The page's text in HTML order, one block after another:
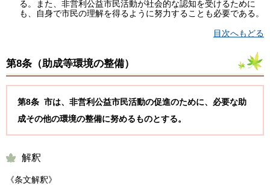
る。また、非営利公益市民活動が社会的な認知を受けるために
も、自身で市民の理解を得るように努力することも必要である。
目次へもどる
第8条（助成等環境の整備）
第8条 市は、非営利公益市民活動の促進のために、必要な助
成その他の環境の整備に努めるものとする。
解釈
《条文解釈》